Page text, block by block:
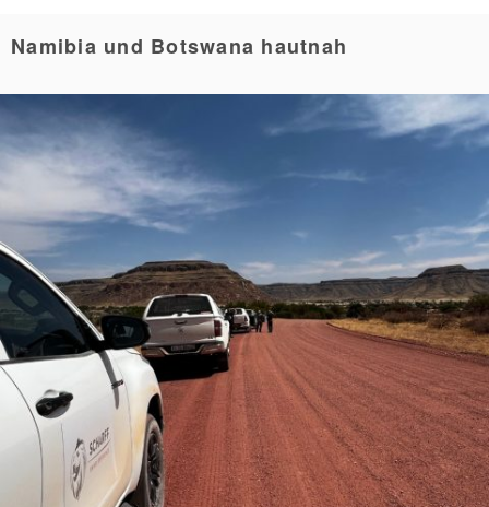
Namibia und Botswana hautnah